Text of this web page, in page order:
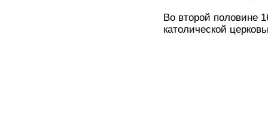
Во второй половине
католической